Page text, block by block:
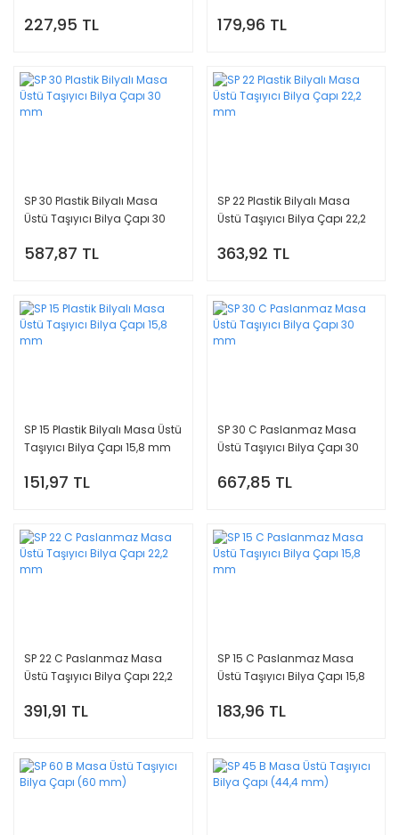
227,95 TL 179,96 TL
SP 30 Plastik Bilyalı Masa
Üstü Taşıyıcı Bilya Çapı 30
587,87 TL
SP 22 Plastik Bilyalı Masa
Üstü Taşıyıcı Bilya Çapı 22,2
363,92 TL
SP 15 Plastik Bilyalı Masa Üstü
Taşıyıcı Bilya Çapı 15,8 mm
151,97 TL
SP 30 C Paslanmaz Masa
Üstü Taşıyıcı Bilya Çapı 30
667,85 TL
SP 22 C Paslanmaz Masa
Üstü Taşıyıcı Bilya Çapı 22,2
391,91 TL
SP 15 C Paslanmaz Masa
Üstü Taşıyıcı Bilya Çapı 15,8
183,96 TL